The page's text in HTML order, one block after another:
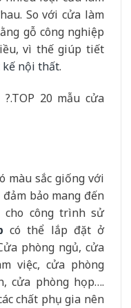
So với cửa làm
gỗ công nghiệp
vì thế giúp tiết
nội thất.
màu sắc giống với
bảo mang đến
cho công trình sử
có thể lắp đặt ở
phòng ngủ, cửa
việc, cửa phòng
cửa phòng họp….
chất phụ gia nên